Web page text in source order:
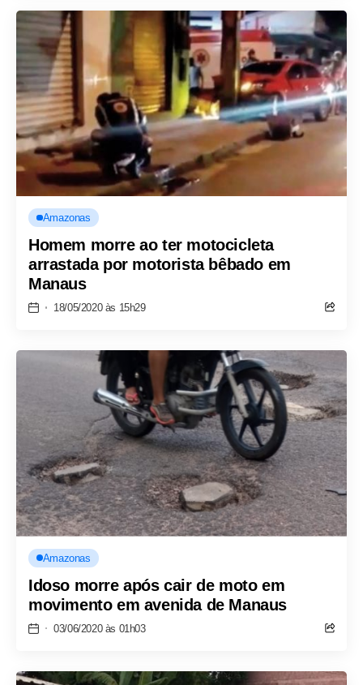
Amazonas
Homem morre ao ter motocicleta
arrastada por motorista bêbado em
Manaus
18/05/2020 às 15h29
Amazonas
Idoso morre após cair de moto em
movimento em avenida de Manaus
03/06/2020 às 01h03